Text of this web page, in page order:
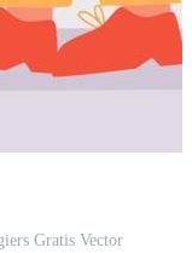
Gratis Vector